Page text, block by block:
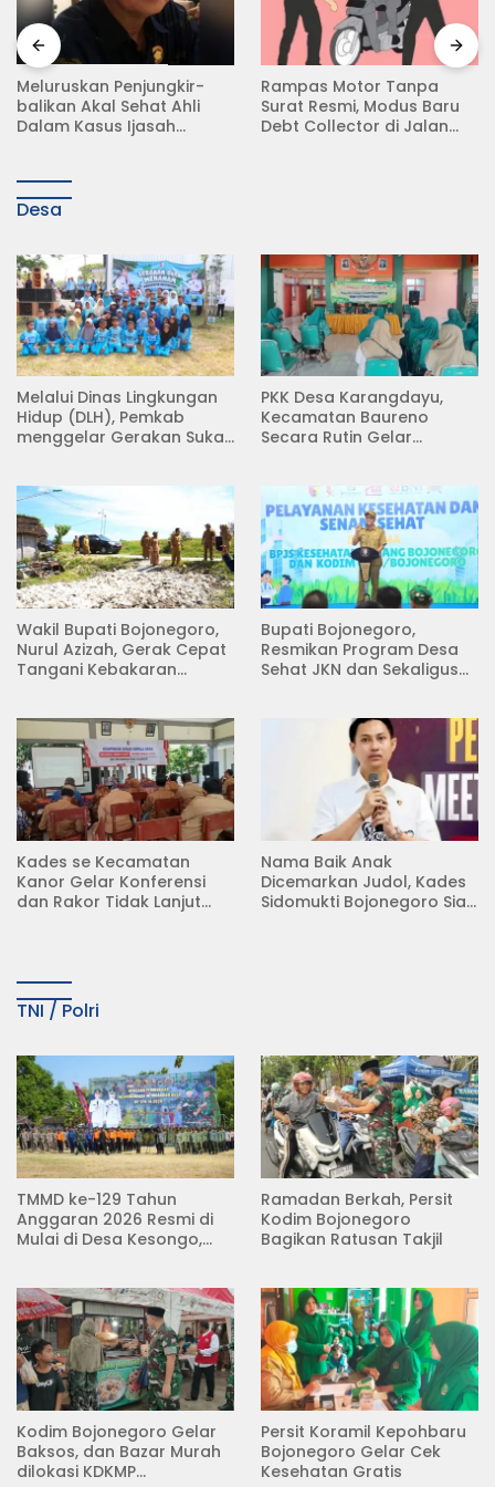
Meluruskan Penjungkir-
balikan Akal Sehat Ahli
Dalam Kasus Ijasah
Rampas Motor Tanpa
Surat Resmi, Modus Baru
Debt Collector di Jalan
Desa
Melalui Dinas Lingkungan
Hidup (DLH), Pemkab
menggelar Gerakan Suka
PKK Desa Karangdayu,
Kecamatan Baureno
Secara Rutin Gelar
Wakil Bupati Bojonegoro,
Nurul Azizah, Gerak Cepat
Tangani Kebakaran
Bupati Bojonegoro,
Resmikan Program Desa
Sehat JKN dan Sekaligus
Kades se Kecamatan
Kanor Gelar Konferensi
dan Rakor Tidak Lanjut
Nama Baik Anak
Dicemarkan Judol, Kades
Sidomukti Bojonegoro Siap
TNI / Polri
TMMD ke-129 Tahun
Anggaran 2026 Resmi di
Mulai di Desa Kesongo,
Ramadan Berkah, Persit
Kodim Bojonegoro
Bagikan Ratusan Takjil
Kodim Bojonegoro Gelar
Baksos, dan Bazar Murah
dilokasi KDKMP
Persit Koramil Kepohbaru
Bojonegoro Gelar Cek
Kesehatan Gratis